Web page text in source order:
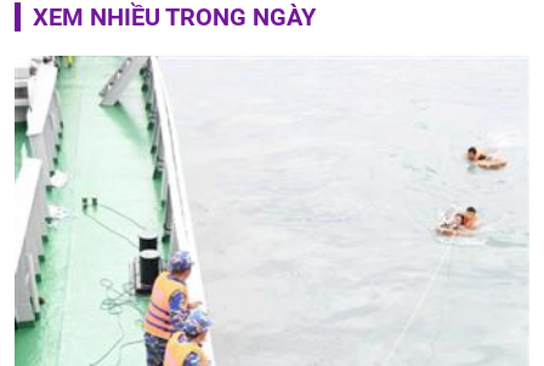
XEM NHIỀU TRONG NGÀY